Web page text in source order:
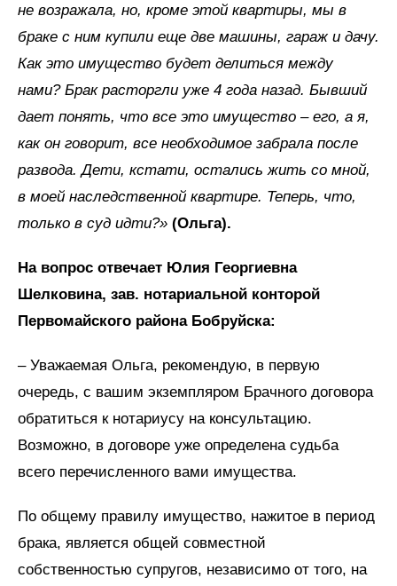
не возражала, но, кроме этой квартиры, мы в
браке с ним купили еще две машины, гараж и дачу.
Как это имущество будет делиться между
нами? Брак расторгли уже 4 года назад. Бывший
дает понять, что все это имущество – его, а я,
как он говорит, все необходимое забрала после
развода. Дети, кстати, остались жить со мной,
в моей наследственной квартире. Теперь, что,
только в суд идти?» (Ольга).
На вопрос отвечает Юлия Георгиевна
Шелковина, зав. нотариальной конторой
Первомайского района Бобруйска:
– Уважаемая Ольга, рекомендую, в первую
очередь, с вашим экземпляром Брачного договора
обратиться к нотариусу на консультацию.
Возможно, в договоре уже определена судьба
всего перечисленного вами имущества.
По общему правилу имущество, нажитое в период
брака, является общей совместной
собственностью супругов, независимо от того, на